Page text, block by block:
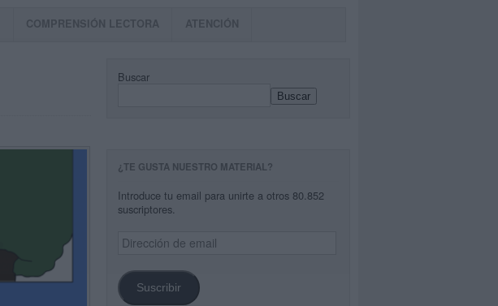
COMPRENSIÓN LECTORA ATENCIÓN
Buscar
Buscar
¿TE GUSTA NUESTRO MATERIAL?
Introduce tu email para unirte a otros 80.852
suscriptores.
Dirección
de
Suscribir